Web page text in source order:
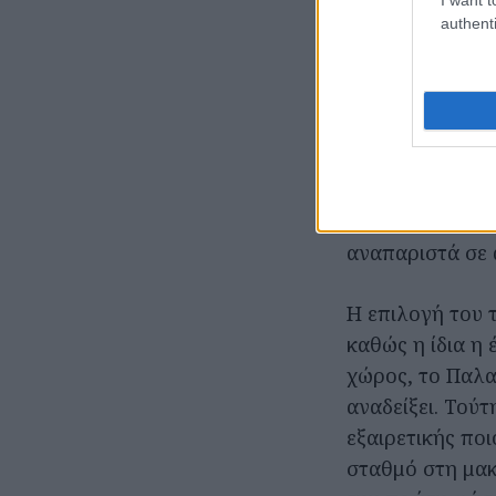
αποτυπώνει
Μέσα σε
παραλείπει
αναπαριστά σε
Η επιλογή του
καθώς η ίδια η
χώρος, το
αναδείξει.
εξαιρετικής
σταθμό στη